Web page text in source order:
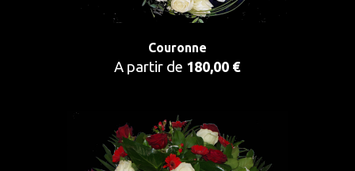
Couronne
A partir de 180,00 €